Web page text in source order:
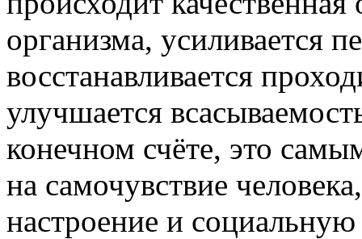
организма, усиливается
восстанавливается
улучшается
конечном счёте, это
на самочувствие
настроение и социальную